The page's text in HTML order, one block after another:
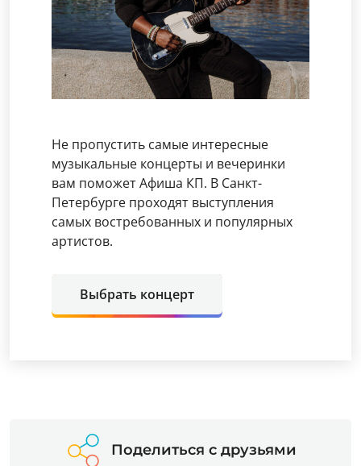
Не пропустить самые интересные
музыкальные концерты и вечеринки
вам поможет Афиша КП. В Санкт-
Петербурге проходят выступления
самых востребованных и популярных
артистов.
Выбрать концерт
Поделиться с друзьями